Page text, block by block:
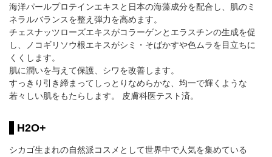
海洋パールプロテインエキスと日本の海藻成分を配合し、肌のミ
ネラルバランスを整え弾力を高めます。
チェスナッツローズエキスがコラーゲンとエラスチンの生成を促
し、ノコギリソウ根エキスがシミ・そばかすや色ムラを目立ちに
くくします。
肌に潤いを与えて保護、シワを改善します。
すっきり引き締まってしっとりなめらかな、均一で輝くような
若々しい肌をもたらします。 皮膚科医テスト済。
H2O+
シカゴ生まれの自然派コスメとして世界中で人気を集めている